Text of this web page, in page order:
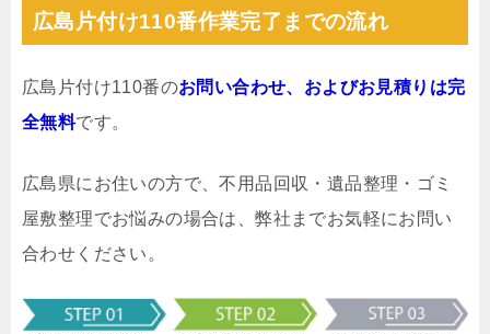
広島片付け110番作業完了までの流れ
広島片付け110番のお問い合わせ、およびお見積りは完
全無料です。
広島県にお住いの方で、不用品回収・遺品整理・ゴミ
屋敷整理でお悩みの場合は、弊社までお気軽にお問い
合わせください。